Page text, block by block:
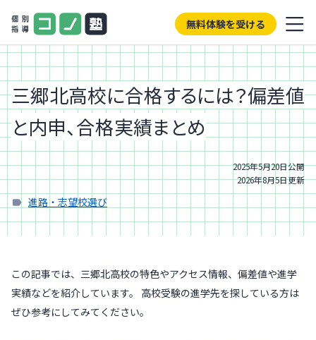
無料体験を受ける
三郷北高校に合格するには？偏差値
と内申、合格実績まとめ
2025年5月20日公開
2026年8月5日更新
進路・志望校選び
この記事では、三郷北高校の特色やアクセス情報、偏差値や進学
実績などを紹介しています。 高校受験の進学先を探している方は
ぜひ参考にしてみてください。